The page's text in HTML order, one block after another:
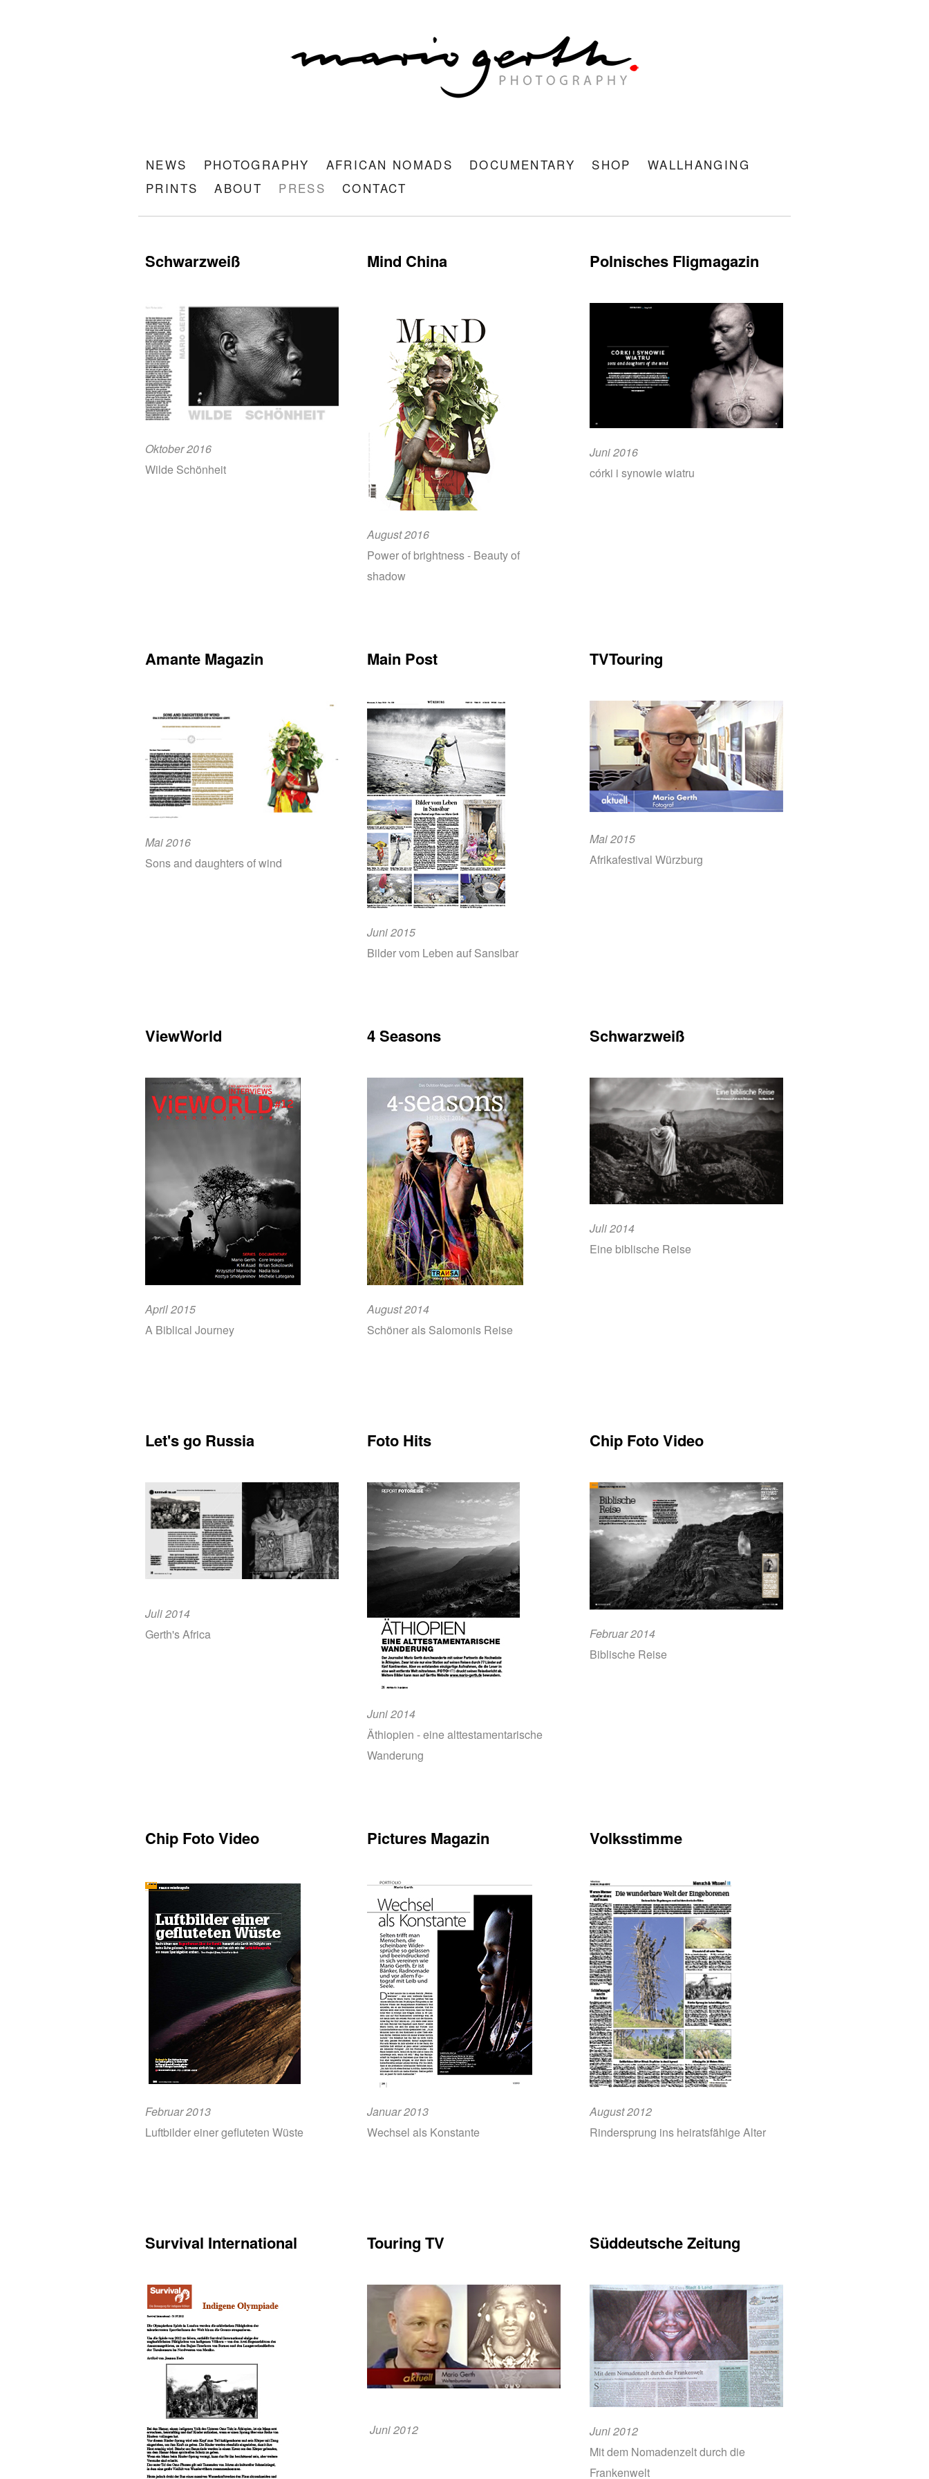
NEWS PHOTOGRAPHY AFRICAN NOMADS DOCUMENTARY SHOP
WALLHANGING
PRINTS
ABOUT PRESS CONTACT
Schwarzweiß
Oktober 2016
Wilde Schönheit
Mind China
August 2016
Power of brightness - Beauty of
shadow
Polnisches Fligmagazin
Juni 2016
córki i synowie wiatru
Amante Magazin
Mai 2016
Sons and daughters of wind
Main Post
Juni 2015
Bilder vom Leben auf Sansibar
TVTouring
Mai 2015
Afrikafestival Würzburg
ViewWorld
April 2015
A Biblical Journey
4 Seasons
August 2014
Schöner als Salomonis Reise
Schwarzweiß
Juli 2014
Eine biblische Reise
Let's go Russia
Juli 2014
Gerth's Africa
Foto Hits
Juni 2014
Äthiopien - eine alttestamentarische
Wanderung
Chip Foto Video
Februar 2014
Biblische Reise
Chip Foto Video
Februar 2013
Luftbilder einer gefluteten Wüste
Pictures Magazin
Januar 2013
Wechsel als Konstante
Volksstimme
August 2012
Rindersprung ins heiratsfähige Alter
Survival International Touring TV
Juni 2012
Süddeutsche Zeitung
Juni 2012
Mit dem Nomadenzelt durch die
Frankenwelt